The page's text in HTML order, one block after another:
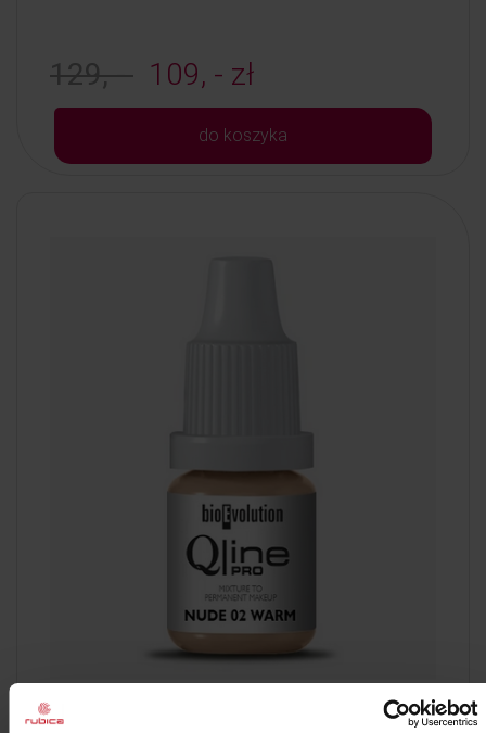
129, - 109, - zł
do koszyka